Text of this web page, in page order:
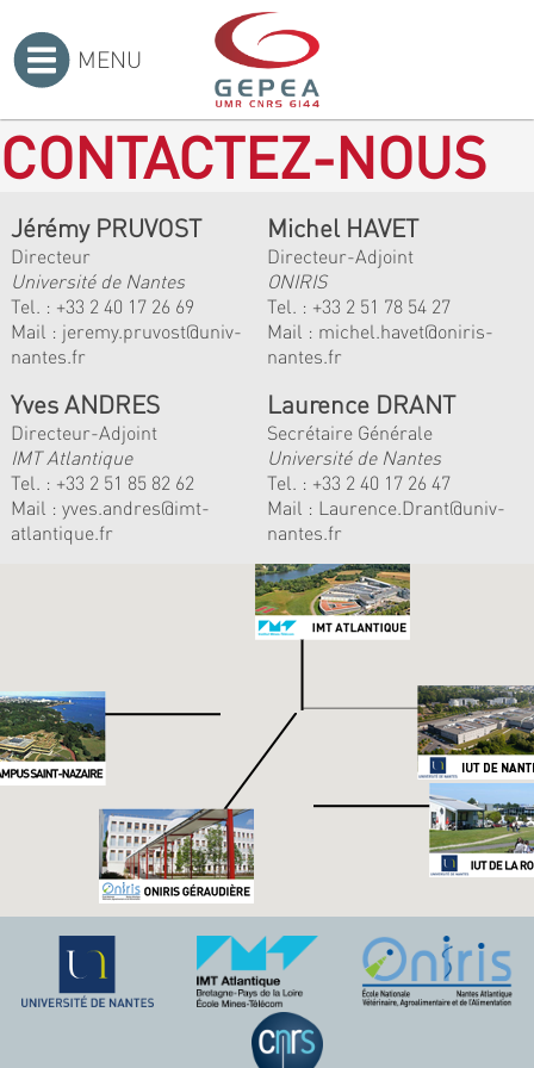
MENU
CONTACTEZ-NOUS
Jérémy PRUVOST
Directeur
Université de Nantes
Tel. : +33 2 40 17 26 69
Mail : jeremy.pruvost@univ-
nantes.fr
Michel HAVET
Directeur-Adjoint
ONIRIS
Tel. : +33 2 51 78 54 27
Mail : michel.havet@oniris-
nantes.fr
Yves ANDRES
Directeur-Adjoint
IMT Atlantique
Tel. : +33 2 51 85 82 62
Mail : yves.andres@imt-
atlantique.fr
Laurence DRANT
Secrétaire Générale
Université de Nantes
Tel. : +33 2 40 17 26 47
Mail : Laurence.Drant@univ-
nantes.fr